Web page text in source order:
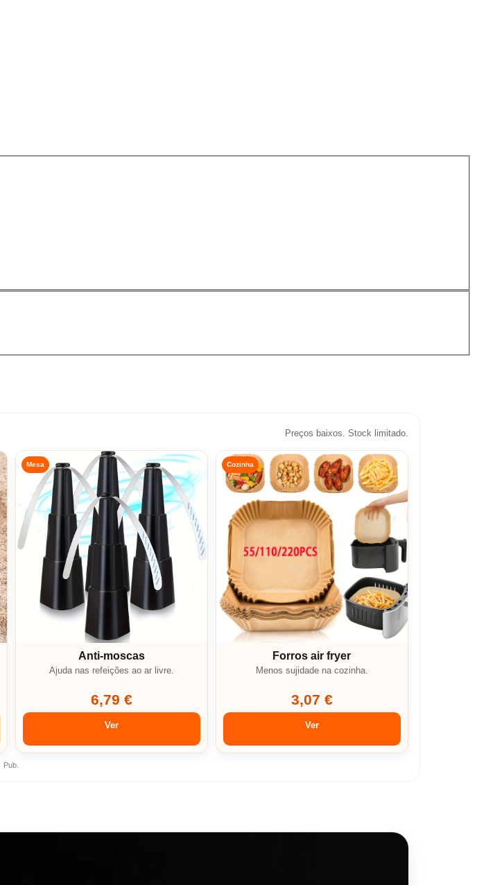
Preços baixos. Stock limitado.
Mesa
Anti-moscas
Ajuda nas refeições ao ar livre.
6,79 €
Ver
Cozinha
Forros air fryer
Menos sujidade na cozinha.
3,07 €
Ver
Pub.